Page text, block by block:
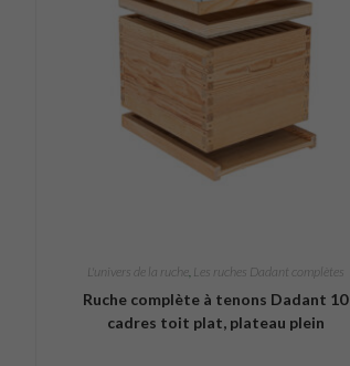
L'univers de la ruche Les ruches Dadant complètes
Ruche complète à tenons Dadant 10
cadres toit plat, plateau plein